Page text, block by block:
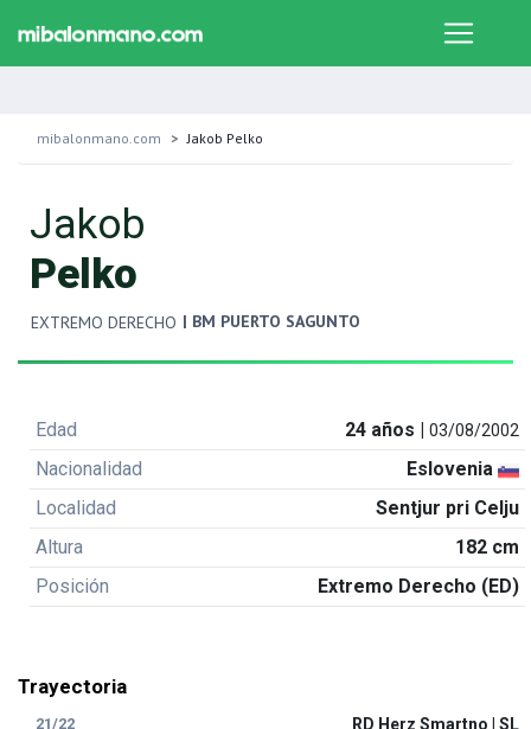
mibalonmano.com Jakob Pelko
Jakob
Pelko
EXTREMO DERECHO | BM PUERTO SAGUNTO
Edad 24 años |03/08/2002
Nacionalidad
Eslovenia
Localidad
Sentjur pri Celju
Altura
182 cm
Posición
Extremo Derecho (ED)
Trayectoria
21/22 RD Herz Smartno | SL